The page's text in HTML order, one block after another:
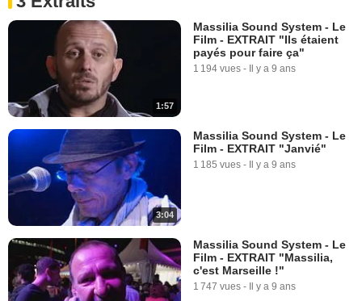
1:57
Massilia Sound System - Le
Film - EXTRAIT "Ils étaient
payés pour faire ça"
1 194 vues - Il y a 9 ans
3:04
Massilia Sound System - Le
Film - EXTRAIT "Janvié"
1 185 vues - Il y a 9 ans
Massilia Sound System - Le
Film - EXTRAIT "Massilia,
c'est Marseille !"
1 747 vues - Il y a 9 ans